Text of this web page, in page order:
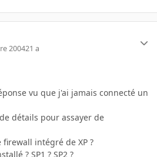
200421 a
vu que j'ai jamais connecté un
détails pour assayer de
intégré de XP ?
? SP1 ? SP2 ?